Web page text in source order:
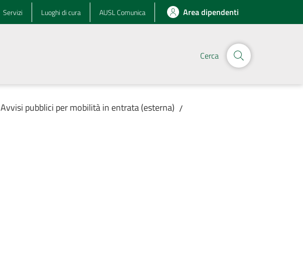
Servizi Luoghi di cura AUSL Comunica Area dipendenti
Cerca
Avvisi pubblici per mobilità in entrata (esterna) /